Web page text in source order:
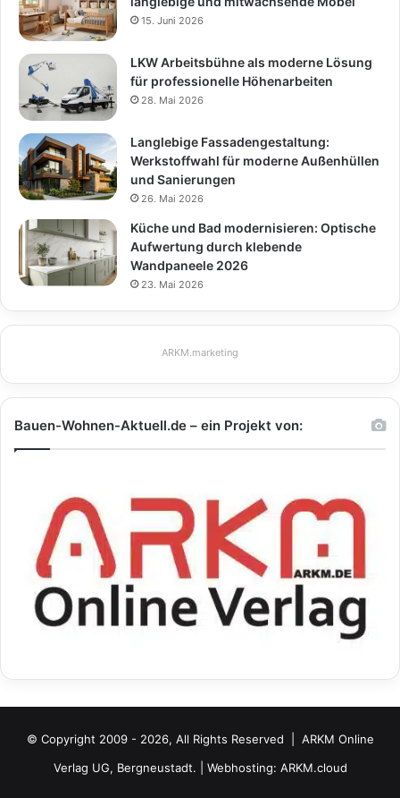
15. Juni 2026
LKW Arbeitsbühne als moderne Lösung
für professionelle Höhenarbeiten
28. Mai 2026
Langlebige Fassadengestaltung:
Werkstoffwahl für moderne Außenhüllen
und Sanierungen
26. Mai 2026
Küche und Bad modernisieren: Optische
Aufwertung durch klebende
Wandpaneele 2026
23. Mai 2026
ARKM.marketing
Bauen-Wohnen-Aktuell.de – ein Projekt von:
© Copyright 2009 - 2026, All Rights Reserved | ARKM Online
Verlag UG, Bergneustadt. | Webhosting: ARKM.cloud